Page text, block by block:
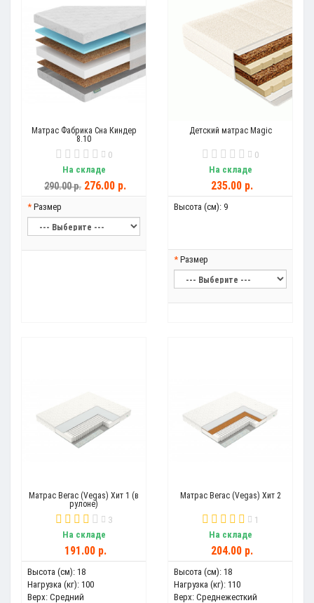
Матрас Фабрика Сна Киндер
8.10
0
На складе
290.00 р. 276.00 р.
Размер
Детский матрас Magic
0
На складе
235.00 р.
Высота (см): 9
Размер
Матрас Вегас (Vegas) Хит 1 (в
рулоне)
3
На складе
191.00 р.
Высота (см): 18
Нагрузка (кг): 100
Верх: Средний
Матрас Вегас (Vegas) Хит 2
1
На складе
204.00 р.
Высота (см): 18
Нагрузка (кг): 110
Верх: Среднежесткий